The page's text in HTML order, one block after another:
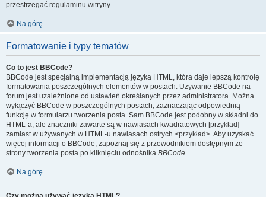
przestrzegać regulaminu witryny.
Na górę
Formatowanie i typy tematów
Co to jest BBCode?
BBCode jest specjalną implementacją języka HTML, która daje lepszą kontrolę
formatowania poszczególnych elementów w postach. Używanie BBCode na
forum jest uzależnione od ustawień określanych przez administratora. Można
wyłączyć BBCode w poszczególnych postach, zaznaczając odpowiednią
funkcję w formularzu tworzenia posta. Sam BBCode jest podobny w składni do
HTML-a, ale znaczniki zawarte są w nawiasach kwadratowych [przykład]
zamiast w używanych w HTML-u nawiasach ostrych <przykład>. Aby uzyskać
więcej informacji o BBCode, zapoznaj się z przewodnikiem dostępnym ze
strony tworzenia posta po kliknięciu odnośnika BBCode.
Na górę